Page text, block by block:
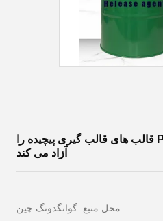
قالب های فوم پلی اورتان PU قالب های قالب گیری پیچیده را
آزاد می کند
محل منبع: گوانگدونگ چین